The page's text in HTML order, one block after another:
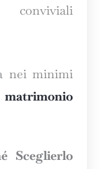
nei minimi
matrimonio
Sceglierlo